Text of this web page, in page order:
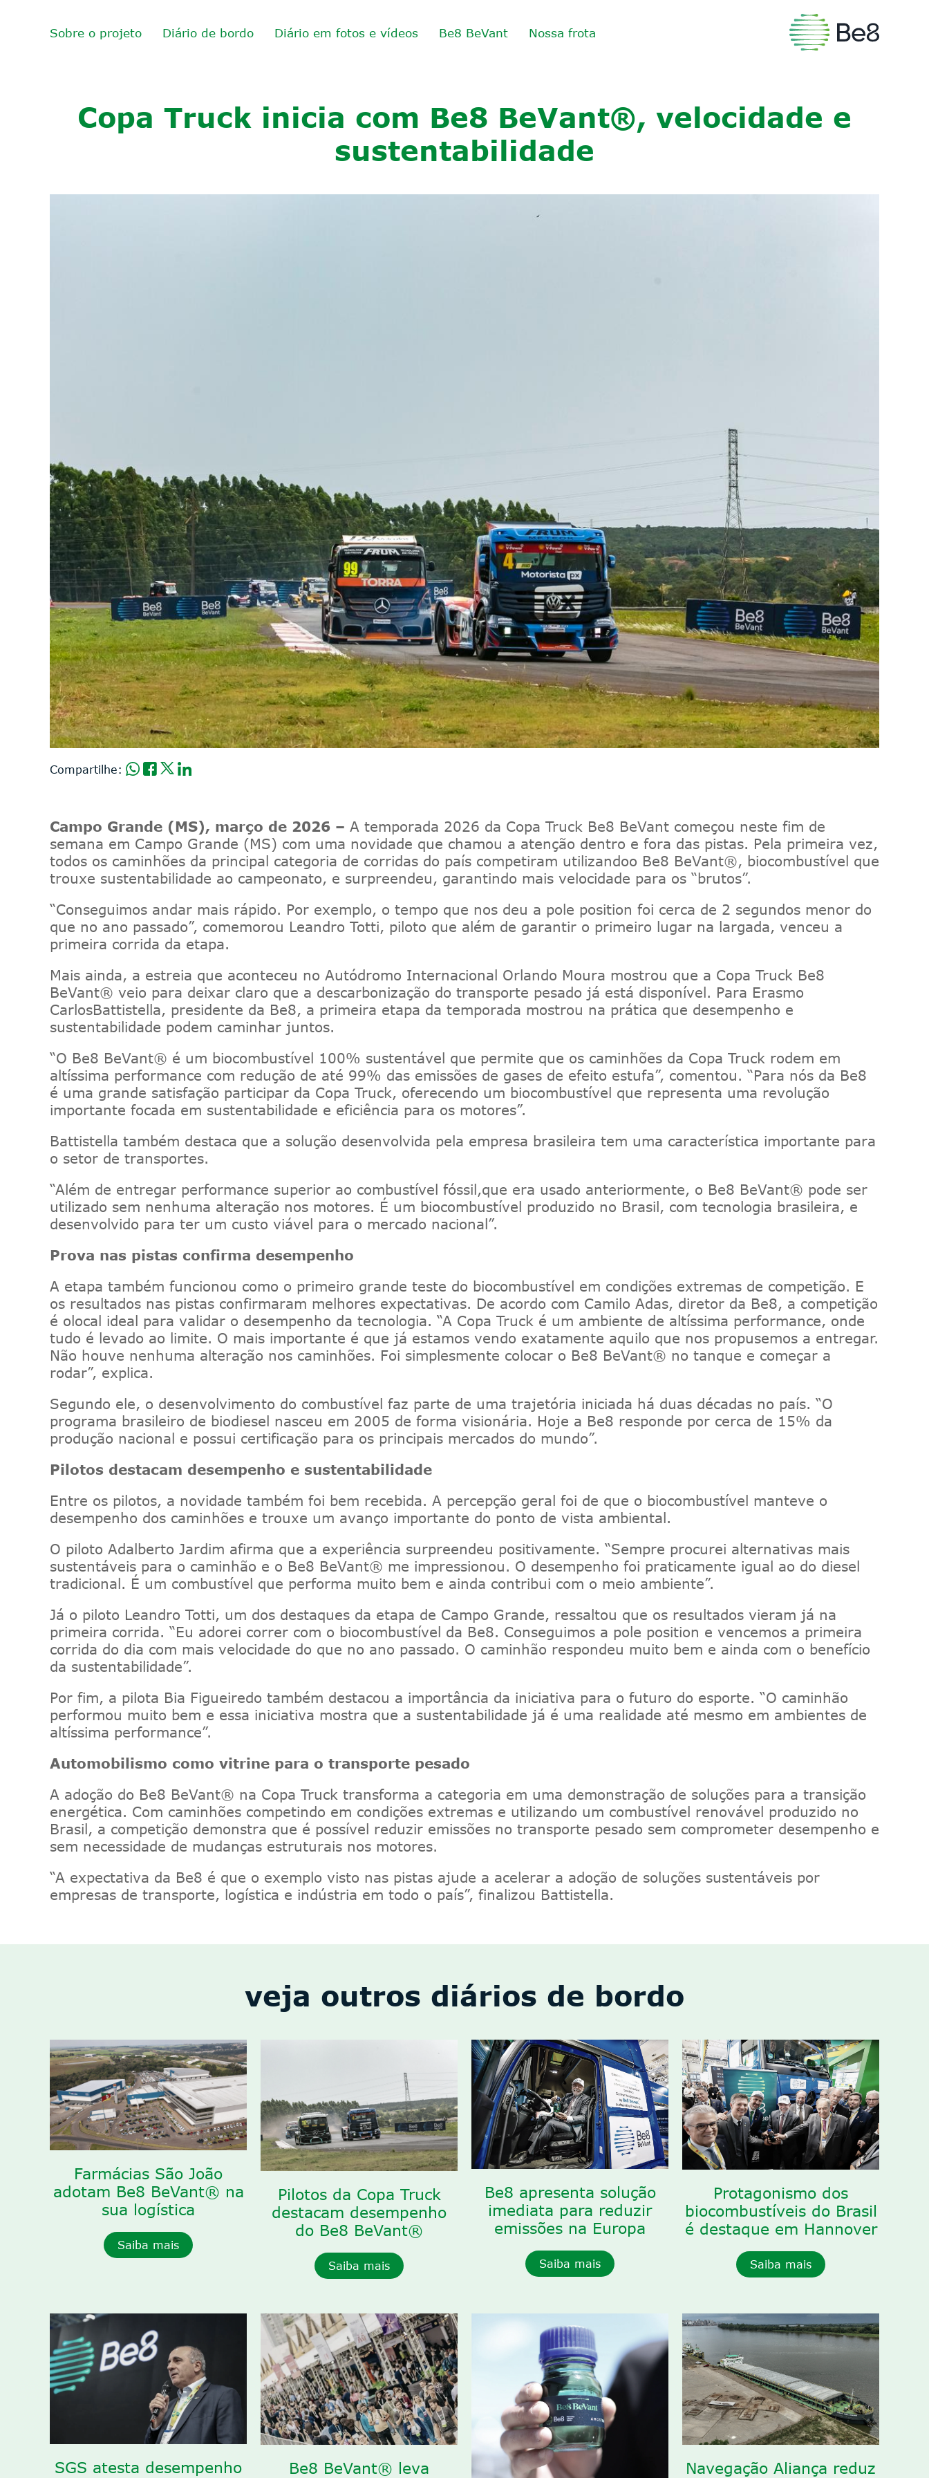
Sobre o projeto Diário de bordo Diário em fotos e vídeos Be8 BeVant Nossa frota
Copa Truck inicia com Be8 BeVant®, velocidade e
sustentabilidade
Compartilhe:
Campo Grande (MS), março de 2026 – A temporada 2026 da Copa Truck Be8 BeVant começou neste fim de
semana em Campo Grande (MS) com uma novidade que chamou a atenção dentro e fora das pistas. Pela primeira vez,
todos os caminhões da principal categoria de corridas do país competiram utilizandoo Be8 BeVant®, biocombustível que
trouxe sustentabilidade ao campeonato, e surpreendeu , garantindo mais velocidade para os “brutos”.
“Conseguimos andar mais rápido. Por exemplo, o tempo que nos deu a pole position foi cerca de 2 segundos menor do
que no ano passado”, comemorou Leandro Totti, piloto que além de garantir o primeiro lugar na largada, venceu a
primeira corrida da etapa.
Mais ainda, a estreia que aconteceu no Autódromo Internacional Orlando Moura mostrou que a Copa Truck Be8
BeVant® veio para deixar claro que a descarbonização do transporte pesado já está disponível. Para Erasmo
CarlosBattistella, presidente da Be8, a primeira etapa da temporada mostrou na prática que desempenho e
sustentabilidade podem caminhar juntos.
“O Be8 BeVant® é um biocombustível 100% sustentável que permite que os caminhões da Copa Truck rodem em
altíssima performance com redução de até 99% das emissões de gases de efeito estufa”, comentou. “Para nós da Be8
é uma grande satisfação participar da Copa Truck, oferecendo um biocombustível que representa uma revolução
importante focada em sustentabilidade e eficiência para os motores”.
Battistella também destaca que a solução desenvolvida pela empresa brasileira tem uma característica importante para
o setor de transportes.
“Além de entregar performance superior ao combustível fóssil,que era usado anteriormente, o Be8 BeVant® pode ser
utilizado sem nenhuma alteração nos motores. É um biocombustível produzido no Brasil, com tecnologia brasileira, e
desenvolvido para ter um custo viável para o mercado nacional”.
Prova nas pistas confirma desempenho
A etapa também funcionou como o primeiro grande teste do biocombustível em condições extremas de competição. E
os resultados nas pistas confirmaram melhores expectativas. De acordo com Camilo Adas, diretor da Be8, a competição
é olocal ideal para validar o desempenho da tecnologia. “A Copa Truck é um ambiente de altíssima performance, onde
tudo é levado ao limite. O mais importante é que já estamos vendo exatamente aquilo que nos propusemos a entregar.
Não houve nenhuma alteração nos caminhões. Foi simplesmente colocar o Be8 BeVant® no tanque e começar a
rodar”, explica.
Segundo ele, o desenvolvimento do combustível faz parte de uma trajetória iniciada há duas décadas no país. “O
programa brasileiro de biodiesel nasceu em 2005 de forma visionária. Hoje a Be8 responde por cerca de 15% da
produção nacional e possui certificação para os principais mercados do mundo”.
Pilotos destacam desempenho e sustentabilidade
Entre os pilotos, a novidade também foi bem recebida. A percepção geral foi de que o biocombustível manteve o
desempenho dos caminhões e trouxe um avanço importante do ponto de vista ambiental.
O piloto Adalberto Jardim afirma que a experiência surpreendeu positivamente. “Sempre procurei alternativas mais
sustentáveis para o caminhão e o Be8 BeVant® me impressionou. O desempenho foi praticamente igual ao do diesel
tradicional. É um combustível que performa muito bem e ainda contribui com o meio ambiente”.
Já o piloto Leandro Totti, um dos destaques da etapa de Campo Grande, ressaltou que os resultados vieram já na
primeira corrida. “Eu adorei correr com o biocombustível da Be8. Conseguimos a pole position e vencemos a primeira
corrida do dia com mais velocidade do que no ano passado. O caminhão respondeu muito bem e ainda com o benefício
da sustentabilidade”.
Por fim, a pilota Bia Figueiredo também destacou a importância da iniciativa para o futuro do esporte. “O caminhão
performou muito bem e essa iniciativa mostra que a sustentabilidade já é uma realidade até mesmo em ambientes de
altíssima performance”.
Automobilismo como vitrine para o transporte pesado
A adoção do Be8 BeVant® na Copa Truck transforma a categoria em uma demonstração de soluções para a transição
energética. Com caminhões competindo em condições extremas e utilizando um combustível renovável produzido no
Brasil, a competição demonstra que é possível reduzir emissões no transporte pesado sem comprometer desempenho e
sem necessidade de mudanças estruturais nos motores.
“A expectativa da Be8 é que o exemplo visto nas pistas ajude a acelerar a adoção de soluções sustentáveis por
empresas de transporte, logística e indústria em todo o país”, finalizou Battistella.
veja outros diários de bordo
Farmácias São João
adotam Be8 BeVant® na
sua logística
Saiba mais
Pilotos da Copa Truck
destacam desempenho
do Be8 BeVant®
Saiba mais
Be8 apresenta solução
imediata para reduzir
emissões na Europa
Saiba mais
Protagonismo dos
biocombustíveis do Brasil
é destaque em Hannover
Saiba mais
SGS atesta desempenho
Be8 BeVant® leva
Navegação Aliança reduz